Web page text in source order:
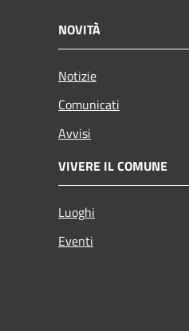
NOVITÀ
Notizie
Comunicati
Avvisi
VIVERE IL COMUNE
Luoghi
Eventi